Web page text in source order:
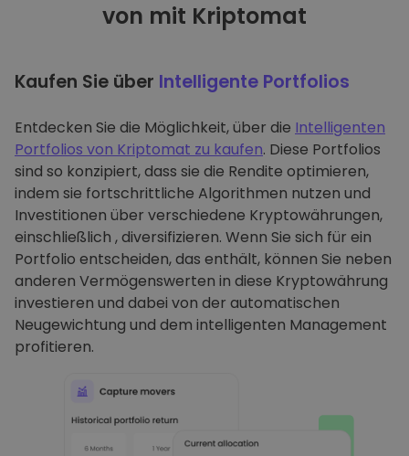
von mit Kriptomat
Kaufen Sie über Intelligente Portfolios
Entdecken Sie die Möglichkeit, über die Intelligenten
Portfolios von Kriptomat zu kaufen. Diese Portfolios
sind so konzipiert, dass sie die Rendite optimieren,
indem sie fortschrittliche Algorithmen nutzen und
Investitionen über verschiedene Kryptowährungen,
einschließlich , diversifizieren. Wenn Sie sich für ein
Portfolio entscheiden, das enthält, können Sie neben
anderen Vermögenswerten in diese Kryptowährung
investieren und dabei von der automatischen
Neugewichtung und dem intelligenten Management
profitieren.